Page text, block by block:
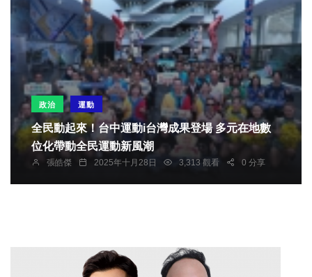
政治 運動
全民動起來！台中運動i台灣成果登場 多元在地數
位化帶動全民運動新風潮
張皓傑 2025年十月28日 3,313 觀看 0 分享